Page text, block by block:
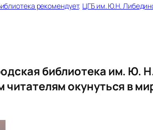
рекомендует, ЦГБ им. Ю.Н.
библиотека им. Ю.
читателям окунуться в